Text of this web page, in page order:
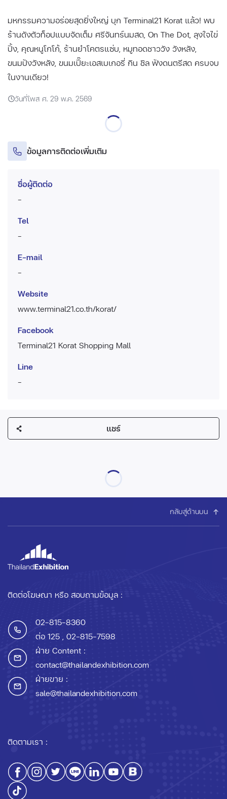
มหกรรมความอร่อยสุดยิ่งใหญ่ บุก Terminal21 Korat แล้ว! พบ
ร้านดังตัวท็อปแบบจัดเต็ม ศรีจันทร์นมสด, On The Dot, ลุงใจไข่
ปิ้ง, คุณหนูโกโก้, ร้านยำโคตรแซ่บ, หมูทอดชาววัง วังหลัง,
ขนมปังวังหลัง, ขนมเปี๊ยะเอสเบเกอรี่ กิน ชิล ฟังดนตรีสด ครบจบ
ในงานเดียว!
วันที่โพส ศ. 29 พ.ค. 2569
ข้อมูลการติดต่อเพิ่มเติม
ชื่อผู้ติดต่อ
-
Tel
-
E-mail
-
Website
www.terminal21.co.th/korat/
Facebook
Terminal21 Korat Shopping Mall
Line
-
แชร์
กลับสู่ด้านบน
ติดต่อโฆษณา หรือ สอบถามข้อมูล :
02-815-8360
ต่อ 125 , 02-815-7598
ฝ่าย Content :
contact@thailandexhibition.com
ฝ่ายขาย :
sale@thailandexhibition.com
ติดตามเรา :